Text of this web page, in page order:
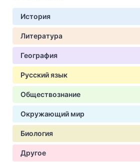
История
Литература
География
Русский язык
Обществознание
Окружающий мир
Биология
Другое